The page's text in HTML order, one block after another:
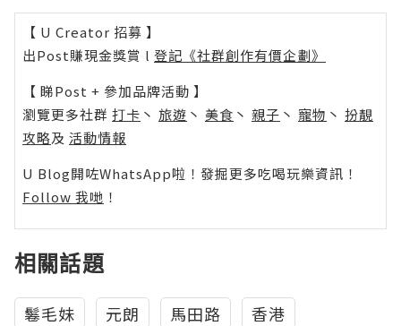
【 U Creator 招募 】
出Post賺現金獎賞 l 登記《社群創作有價企劃》
【 睇Post + 參加品牌活動 】
瀏覽更多社群 打卡 丶 旅遊 丶 美食 丶 親子 丶 寵物 丶 扮靚
攻略及 活動情報
U Blog開咗WhatsApp啦！發掘更多吃喝玩樂資訊！
Follow 我哋 ！
相關話題
鬈毛妹 元朗 馬田路
香港